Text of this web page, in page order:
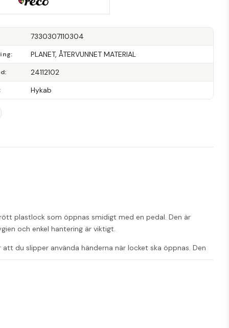
7330307110304
PLANET, ÅTERVUNNET MATERIAL
24112102
Hykab
plastlock som öppnas smidigt med en pedal. Den är
och enkel hantering är viktigt.
du slipper använda händerna när locket ska öppnas. Den